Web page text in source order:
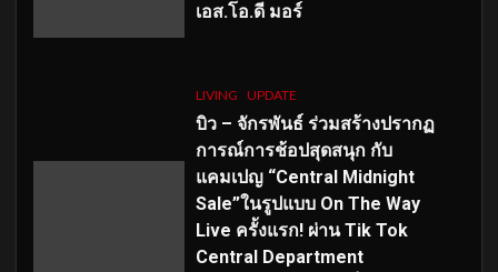
เอส.โอ.ดี มอร์
LIVING UPDATE
บิว – จักรพันธ์ ร่วมสร้างปรากฏ
การณ์การช้อปสุดสนุก กับ
แคมเปญ “Central Midnight
Sale”ในรูปแบบ On The Way
Live ครั้งแรก! ผ่าน Tik Tok
Central Department